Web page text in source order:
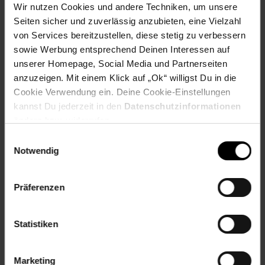
Wir nutzen Cookies und andere Techniken, um unsere
Seiten sicher und zuverlässig anzubieten, eine Vielzahl
von Services bereitzustellen, diese stetig zu verbessern
sowie Werbung entsprechend Deinen Interessen auf
unserer Homepage, Social Media und Partnerseiten
anzuzeigen. Mit einem Klick auf „Ok“ willigst Du in die
Cookie Verwendung ein. Deine Cookie-Einstellungen
kannst Du jederzeit in den Datenschutzinformationen
Notwendig
Präferenzen
Statistiken
Marketing
OEM Artikelnummer: TK-170HY
OEM Hersteller: Kyocera
WEEE_Nummer: DE60366366
Wiederaufbereitet: Wiederaufbereitetes Produkt
Artikelnummer: 2683306000
EAN: 7640164826981
Artikel gehört zur Kategorie:
Druckerpatronen